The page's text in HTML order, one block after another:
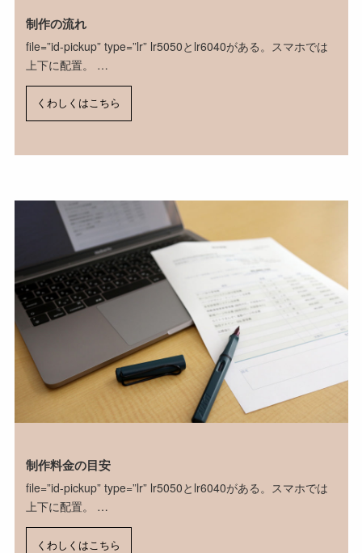
制作の流れ
file=”id-pickup” type=”lr” lr5050とlr6040がある。スマホでは
上下に配置。 …
くわしくはこちら
制作料金の目安
file=”id-pickup” type=”lr” lr5050とlr6040がある。スマホでは
上下に配置。 …
くわしくはこちら